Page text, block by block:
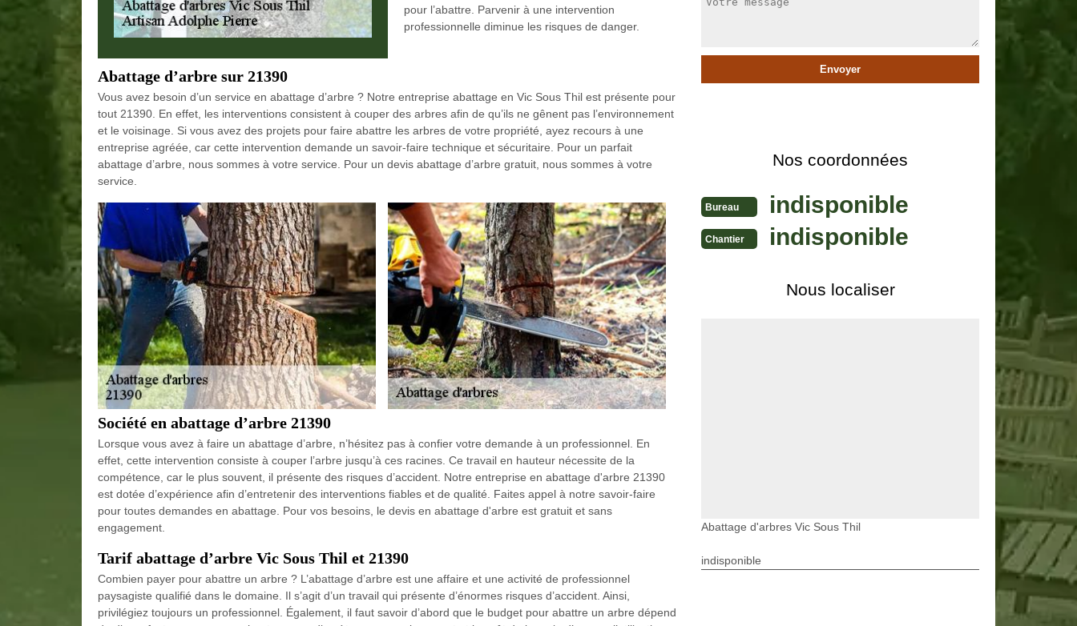
pour l’abattre. Parvenir à une intervention
professionnelle diminue les risques de danger.
Abattage d’arbre sur 21390
Vous avez besoin d’un service en abattage d’arbre ? Notre entreprise abattage en Vic Sous Thil est présente pour
tout 21390. En effet, les interventions consistent à couper des arbres afin de qu’ils ne gênent pas l’environnement
et le voisinage. Si vous avez des projets pour faire abattre les arbres de votre propriété, ayez recours à une
entreprise agréée, car cette intervention demande un savoir-faire technique et sécuritaire. Pour un parfait
abattage d’arbre, nous sommes à votre service. Pour un devis abattage d’arbre gratuit, nous sommes à votre
service.
Société en abattage d’arbre 21390
Lorsque vous avez à faire un abattage d’arbre, n’hésitez pas à confier votre demande à un professionnel. En
effet, cette intervention consiste à couper l’arbre jusqu’à ces racines. Ce travail en hauteur nécessite de la
compétence, car le plus souvent, il présente des risques d’accident. Notre entreprise en abattage d'arbre 21390
est dotée d’expérience afin d’entretenir des interventions fiables et de qualité. Faites appel à notre savoir-faire
pour toutes demandes en abattage. Pour vos besoins, le devis en abattage d'arbre est gratuit et sans
engagement.
Tarif abattage d’arbre Vic Sous Thil et 21390
Combien payer pour abattre un arbre ? L’abattage d’arbre est une affaire et une activité de professionnel
paysagiste qualifié dans le domaine. Il s’agit d’un travail qui présente d’énormes risques d’accident. Ainsi,
privilégiez toujours un professionnel. Également, il faut savoir d’abord que le budget pour abattre un arbre dépend
Nos coordonnées
Bureau indisponible
Chantier indisponible
Nous localiser
Abattage d'arbres Vic Sous Thil
indisponible